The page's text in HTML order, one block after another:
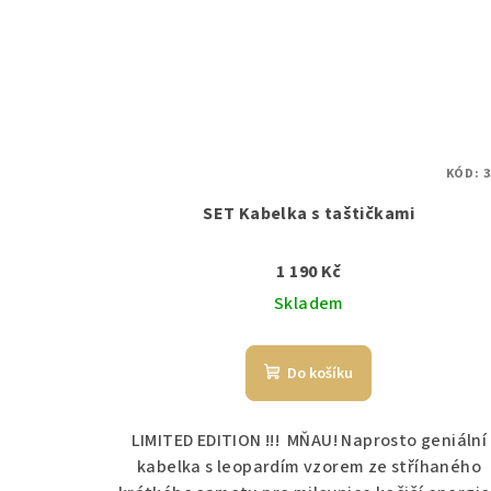
SET Kabelka s taštičkami
1 190 Kč
Skladem
Do košíku
LIMITED EDITION !!! MŇAU! Naprosto geniální
kabelka s leopardím vzorem ze stříhaného
KÓD: